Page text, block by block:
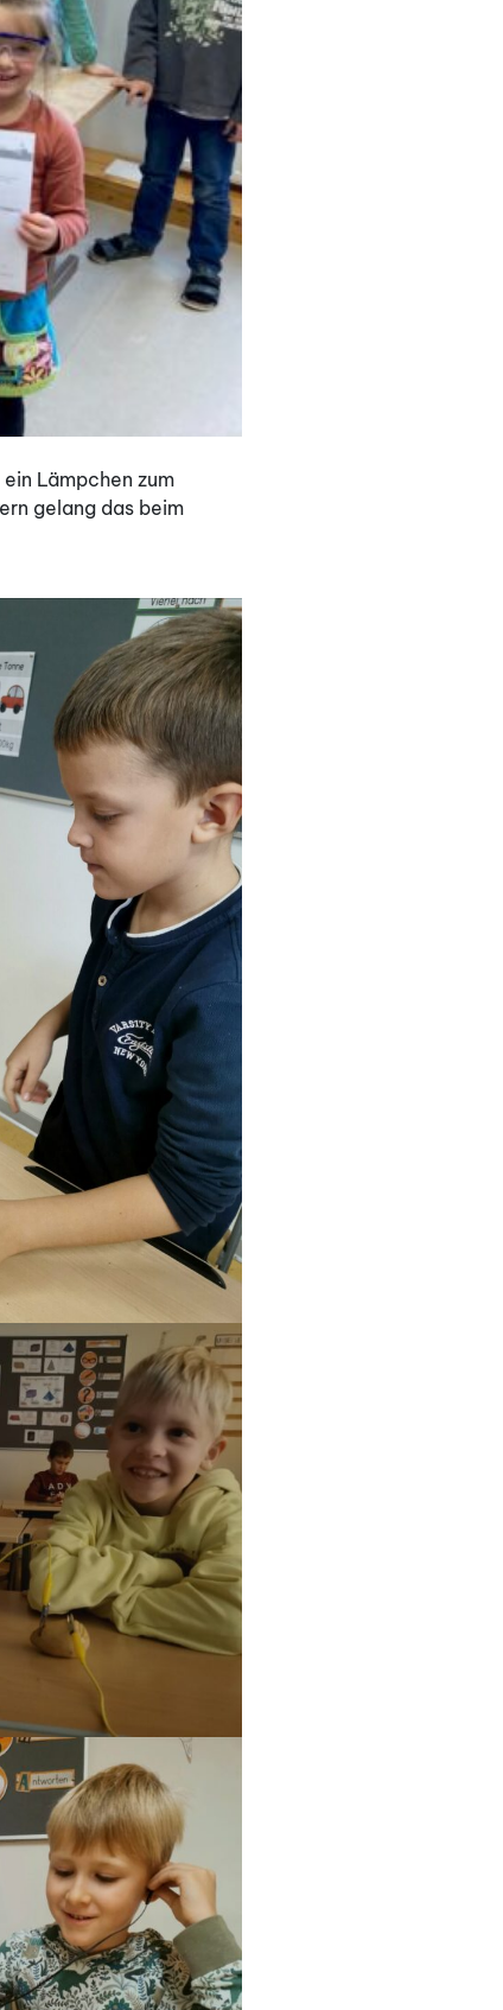
Lämpchen zum
gelang das beim